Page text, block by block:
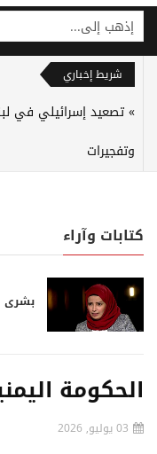
إذهب إلى...
شريط إخباري
تصعيد إسرائيلي في
وتفجيرات
كتابات وآراء
بشرى
الحكومة
03 يوليو, 2026